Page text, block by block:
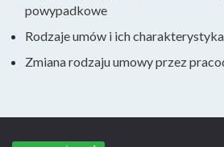
powypadkowe
Rodzaje umów i ich charakterystyka
Zmiana rodzaju umowy przez